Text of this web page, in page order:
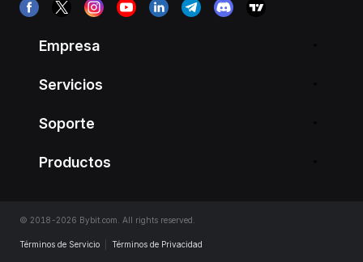
Empresa
Servicios
Soporte
Productos
© 2018-2026 Bybit.com. All rights reserved.
Términos de Servicio Términos de Privacidad